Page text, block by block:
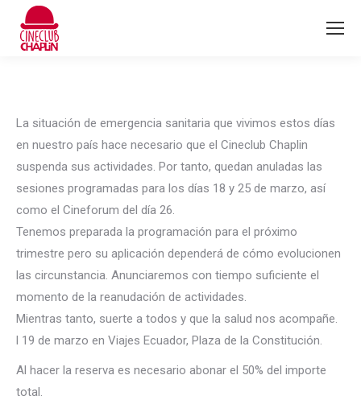
La situación de emergencia sanitaria que vivimos estos días
en nuestro país hace necesario que el Cineclub Chaplin
suspenda sus actividades. Por tanto, quedan anuladas las
sesiones programadas para los días 18 y 25 de marzo, así
como el Cineforum del día 26.
Tenemos preparada la programación para el próximo
trimestre pero su aplicación dependerá de cómo evolucionen
las circunstancia. Anunciaremos con tiempo suficiente el
momento de la reanudación de actividades.
Mientras tanto, suerte a todos y que la salud nos acompañe.
l 19 de marzo en Viajes Ecuador, Plaza de la Constitución.
Al hacer la reserva es necesario abonar el 50% del importe
total.